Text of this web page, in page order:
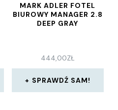
MARK ADLER FOTEL
BIUROWY MANAGER 2.8
DEEP GRAY
444,00ZŁ
SPRAWDŹ SAM!